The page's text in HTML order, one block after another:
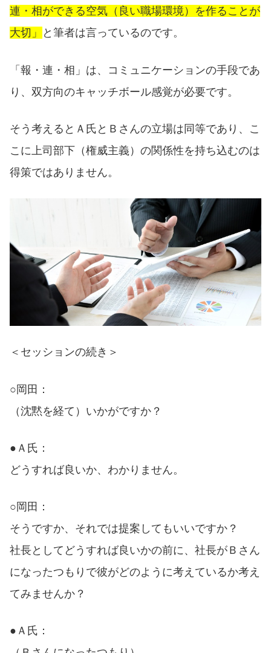
連・相ができる空気（良い職場環境）を作ることが
大切」
と筆者は言っているのです。
「報・連・相」は、コミュニケーションの手段であ
り、双方向のキャッチボール感覚が必要です。
そう考えるとＡ氏とＢさんの立場は同等であり、こ
こに上司部下（権威主義）の関係性を持ち込むのは
得策ではありません。
＜セッションの続き＞
○岡田：
（沈黙を経て）いかがですか？
●Ａ氏：
どうすれば良いか、わかりません。
○岡田：
そうですか、それでは提案してもいいですか？
社長としてどうすれば良いかの前に、社長がＢさん
になったつもりで彼がどのように考えているか考え
てみませんか？
●Ａ氏：